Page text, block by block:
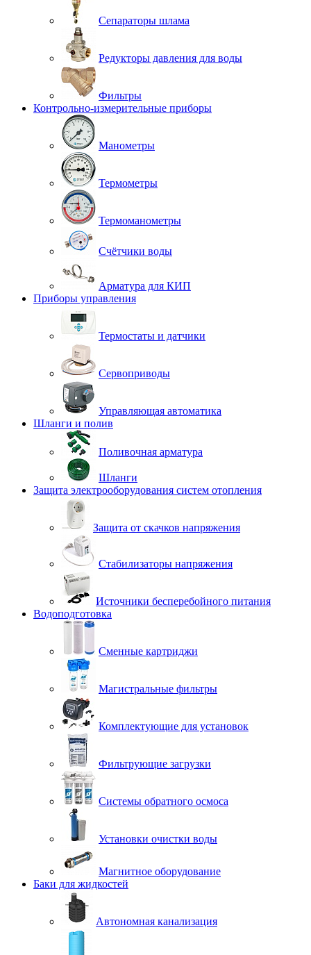
Сепараторы шлама
Редукторы давления для воды
Фильтры
Контрольно-измерительные приборы
Манометры
Термометры
Термоманометры
Счётчики воды
Арматура для КИП
Приборы управления
Термостаты и датчики
Сервоприводы
Управляющая автоматика
Шланги и полив
Поливочная арматура
Шланги
Защита электрооборудования систем отопления
Защита от скачков напряжения
Стабилизаторы напряжения
Источники бесперебойного питания
Водоподготовка
Сменные картриджи
Магистральные фильтры
Комплектующие для установок
Фильтрующие загрузки
Системы обратного осмоса
Установки очистки воды
Магнитное оборудование
Баки для жидкостей
Автономная канализация